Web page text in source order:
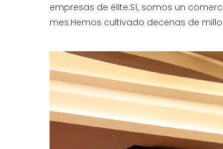
empresas de élite.Sí, somos un
mes.Hemos cultivado decenas de